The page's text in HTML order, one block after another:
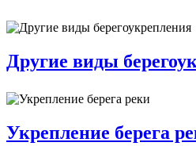
Другие виды
Укрепление берега